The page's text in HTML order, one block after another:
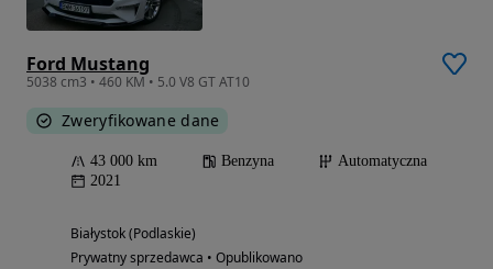
Ford Mustang
5038 cm3 • 460 KM • 5.0 V8 GT AT10
Zweryfikowane dane
43 000 km Benzyna
Automatyczna
2021
Białystok (Podlaskie)
Prywatny sprzedawca • Opublikowano